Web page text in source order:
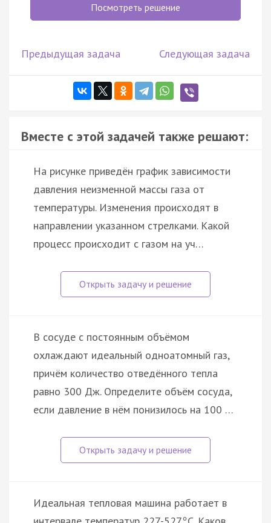
Посмотреть решение
Предыдущая задача Следующая задача
Вместе с этой задачей также решают:
На рисунке приведён график зависимости
давления неизменной массы газа от
температуры. Изменения происходят в
направлении указанном стрелками. Какой
процесс происходит с газом на уч…
В сосуде с постоянным объёмом
охлаждают идеальный одноатомный газ,
причём количество отведённого тепла
равно 300 Дж. Определите объём сосуда,
если давление в нём понизилось на 100 …
Идеальная тепловая машина работает в